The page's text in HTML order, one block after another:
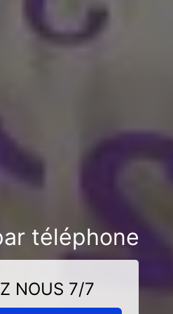
téléphone
NOUS 7/7